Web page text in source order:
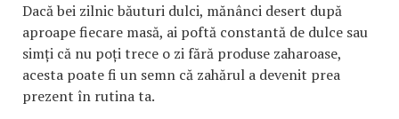
Dacă bei zilnic băuturi dulci, mănânci desert după
aproape fiecare masă, ai poftă constantă de dulce sau
simți că nu poți trece o zi fără produse zaharoase,
acesta poate fi un semn că zahărul a devenit prea
prezent în rutina ta.